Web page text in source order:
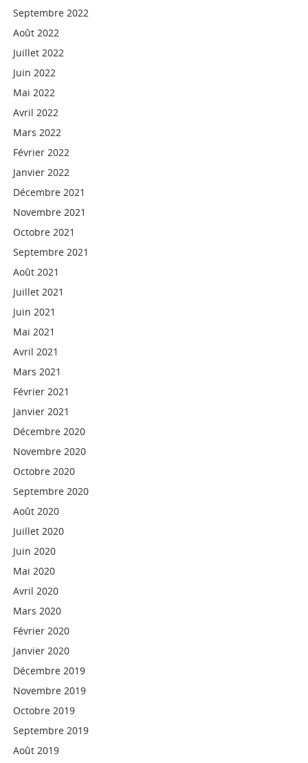
Septembre 2022
Août 2022
Juillet 2022
Juin 2022
Mai 2022
Avril 2022
Mars 2022
Février 2022
Janvier 2022
Décembre 2021
Novembre 2021
Octobre 2021
Septembre 2021
Août 2021
Juillet 2021
Juin 2021
Mai 2021
Avril 2021
Mars 2021
Février 2021
Janvier 2021
Décembre 2020
Novembre 2020
Octobre 2020
Septembre 2020
Août 2020
Juillet 2020
Juin 2020
Mai 2020
Avril 2020
Mars 2020
Février 2020
Janvier 2020
Décembre 2019
Novembre 2019
Octobre 2019
Septembre 2019
Août 2019